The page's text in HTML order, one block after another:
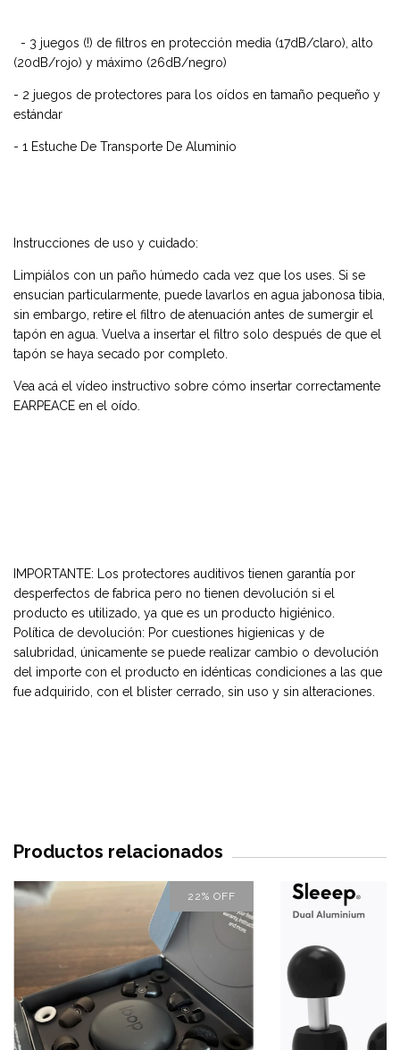
- 3 juegos (!) de filtros en protección media (17dB/claro), alto
(20dB/rojo) y máximo (26dB/negro)
- 2 juegos de protectores para los oídos en tamaño pequeño y
estándar
- 1 Estuche De Transporte De Aluminio
Instrucciones de uso y cuidado:
Limpiálos con un paño húmedo cada vez que los uses. Si se
ensucian particularmente, puede lavarlos en agua jabonosa tibia,
sin embargo, retire el filtro de atenuación antes de sumergir el
tapón en agua. Vuelva a insertar el filtro solo después de que el
tapón se haya secado por completo.
Vea acá el vídeo instructivo sobre cómo insertar correctamente
EARPEACE en el oído.
IMPORTANTE: Los protectores auditivos tienen garantía por
desperfectos de fabrica pero no tienen devolución si el
producto es utilizado, ya que es un producto higiénico.
Política de devolución: Por cuestiones higienicas y de
salubridad, únicamente se puede realizar cambio o devolución
del importe con el producto en idénticas condiciones a las que
fue adquirido, con el blister cerrado, sin uso y sin alteraciones.
Productos relacionados
22% OFF